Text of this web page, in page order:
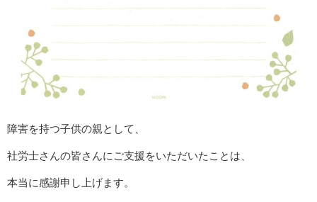
障害を持つ子供の親として、
社労士さんの皆さんにご支援をいただいたことは、
本当に感謝申し上げます。